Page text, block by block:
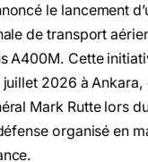
le lancement
de transport
A400M. Cette
2026 à Ankara,
Mark Rutte lors
organisé en